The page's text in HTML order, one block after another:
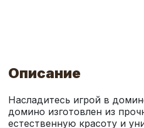
Описание
Насладитесь игрой в
домино изготовлен из
естественную красоту и